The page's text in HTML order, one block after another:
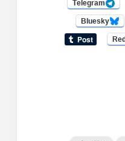
Telegram
Bluesky